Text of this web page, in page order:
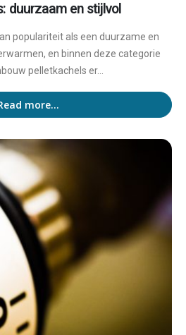
duurzaam en stijlvol
populariteit als een duurzame en
en binnen deze categorie
pelletkachels er...
more...